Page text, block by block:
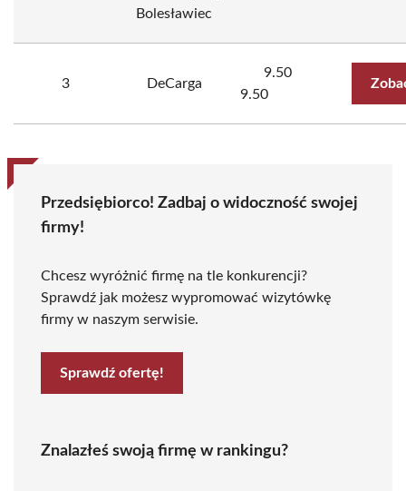
Bolesławiec
3 DeCarga
9.50
9.50
Przedsiębiorco! Zadbaj o widoczność swojej
firmy!
Chcesz wyróżnić firmę na tle konkurencji?
Sprawdź jak możesz wypromować wizytówkę
firmy w naszym serwisie.
Sprawdź ofertę!
Znalazłeś swoją firmę w rankingu?